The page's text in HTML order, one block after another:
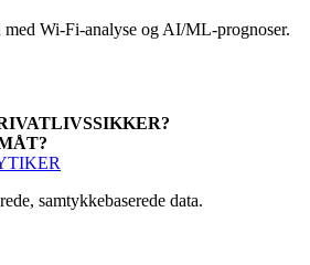
Wi-Fi-analyse og AI/ML-prognoser.
samtykkebaserede data.